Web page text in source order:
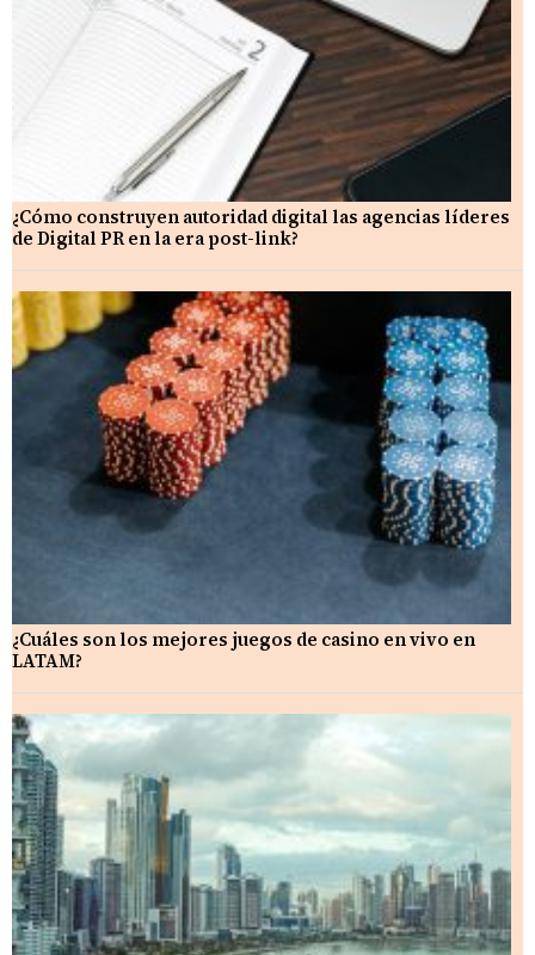
¿Cómo construyen autoridad digital las agencias líderes
de Digital PR en la era post-link?
¿Cuáles son los mejores juegos de casino en vivo en
LATAM?